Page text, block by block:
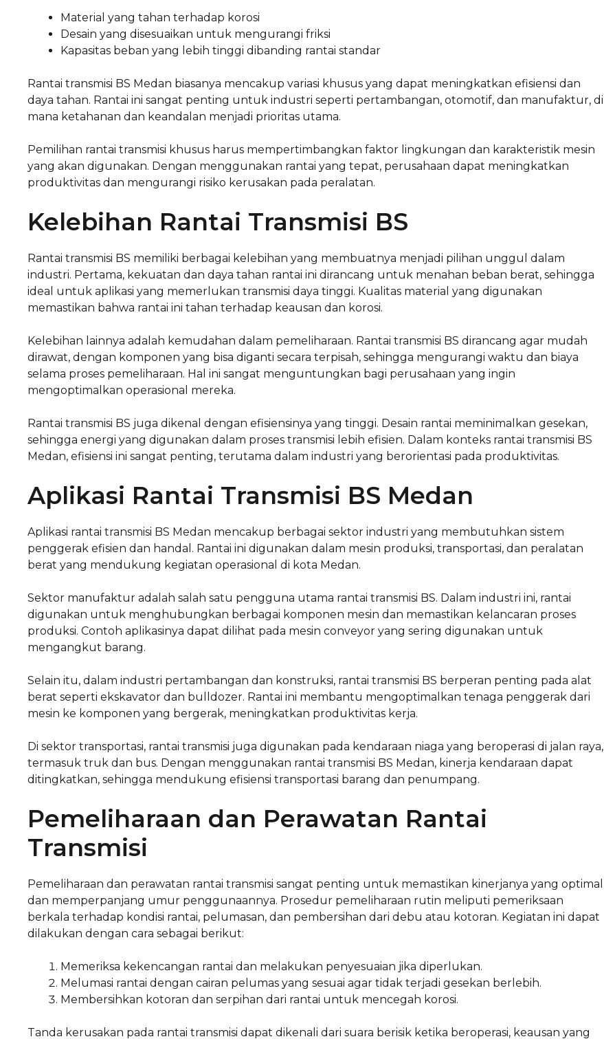
Material yang tahan terhadap korosi
Desain yang disesuaikan untuk mengurangi friksi
Kapasitas beban yang lebih tinggi dibanding rantai standar
Rantai transmisi BS Medan biasanya mencakup variasi khusus yang dapat meningkatkan efisiensi dan
daya tahan. Rantai ini sangat penting untuk industri seperti pertambangan, otomotif, dan manufaktur, di
mana ketahanan dan keandalan menjadi prioritas utama.
Pemilihan rantai transmisi khusus harus mempertimbangkan faktor lingkungan dan karakteristik mesin
yang akan digunakan. Dengan menggunakan rantai yang tepat, perusahaan dapat meningkatkan
produktivitas dan mengurangi risiko kerusakan pada peralatan.
Kelebihan Rantai Transmisi BS
Rantai transmisi BS memiliki berbagai kelebihan yang membuatnya menjadi pilihan unggul dalam
industri. Pertama, kekuatan dan daya tahan rantai ini dirancang untuk menahan beban berat, sehingga
ideal untuk aplikasi yang memerlukan transmisi daya tinggi. Kualitas material yang digunakan
memastikan bahwa rantai ini tahan terhadap keausan dan korosi.
Kelebihan lainnya adalah kemudahan dalam pemeliharaan. Rantai transmisi BS dirancang agar mudah
dirawat, dengan komponen yang bisa diganti secara terpisah, sehingga mengurangi waktu dan biaya
selama proses pemeliharaan. Hal ini sangat menguntungkan bagi perusahaan yang ingin
mengoptimalkan operasional mereka.
Rantai transmisi BS juga dikenal dengan efisiensinya yang tinggi. Desain rantai meminimalkan gesekan,
sehingga energi yang digunakan dalam proses transmisi lebih efisien. Dalam konteks rantai transmisi BS
Medan, efisiensi ini sangat penting, terutama dalam industri yang berorientasi pada produktivitas.
Aplikasi Rantai Transmisi BS Medan
Aplikasi rantai transmisi BS Medan mencakup berbagai sektor industri yang membutuhkan sistem
penggerak efisien dan handal. Rantai ini digunakan dalam mesin produksi, transportasi, dan peralatan
berat yang mendukung kegiatan operasional di kota Medan.
Sektor manufaktur adalah salah satu pengguna utama rantai transmisi BS. Dalam industri ini, rantai
digunakan untuk menghubungkan berbagai komponen mesin dan memastikan kelancaran proses
produksi. Contoh aplikasinya dapat dilihat pada mesin conveyor yang sering digunakan untuk
mengangkut barang.
Selain itu, dalam industri pertambangan dan konstruksi, rantai transmisi BS berperan penting pada alat
berat seperti ekskavator dan bulldozer. Rantai ini membantu mengoptimalkan tenaga penggerak dari
mesin ke komponen yang bergerak, meningkatkan produktivitas kerja.
Di sektor transportasi, rantai transmisi juga digunakan pada kendaraan niaga yang beroperasi di jalan raya,
termasuk truk dan bus. Dengan menggunakan rantai transmisi BS Medan, kinerja kendaraan dapat
ditingkatkan, sehingga mendukung efisiensi transportasi barang dan penumpang.
Pemeliharaan dan Perawatan Rantai
Transmisi
Pemeliharaan dan perawatan rantai transmisi sangat penting untuk memastikan kinerjanya yang optimal
dan memperpanjang umur penggunaannya. Prosedur pemeliharaan rutin meliputi pemeriksaan
berkala terhadap kondisi rantai, pelumasan, dan pembersihan dari debu atau kotoran. Kegiatan ini dapat
dilakukan dengan cara sebagai berikut:
Memeriksa kekencangan rantai dan melakukan penyesuaian jika diperlukan.
Melumasi rantai dengan cairan pelumas yang sesuai agar tidak terjadi gesekan berlebih.
Membersihkan kotoran dan serpihan dari rantai untuk mencegah korosi.
Tanda kerusakan pada rantai transmisi dapat dikenali dari suara berisik ketika beroperasi, keausan yang